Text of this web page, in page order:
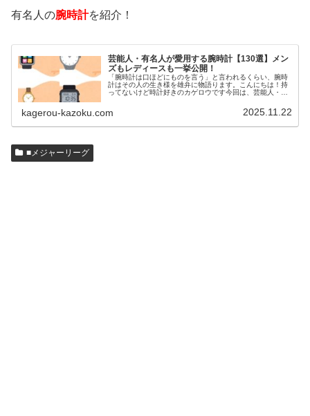
有名人の腕時計を紹介！
芸能人・有名人が愛用する腕時計【130選】メン
ズもレディースも一挙公開！
「腕時計は口ほどにものを言う」と言われるくらい、腕時
計はその人の生き様を雄弁に物語ります。こんにちは！持
ってないけど時計好きのカゲロウです今回は、芸能人・有
kagerou-kazoku.com 2025.11.22
■メジャーリーグ